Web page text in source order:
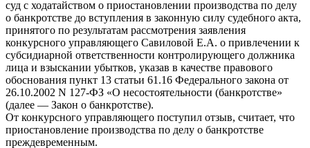
суд с ходатайством о приостановлении производства по делу
о банкротстве до вступления в законную силу судебного акта,
принятого по результатам рассмотрения заявления
конкурсного управляющего Савиловой Е.А. о привлечении к
субсидиарной ответственности контролирующего должника
лица и взыскании убытков, указав в качестве правового
обоснования пункт 13 статьи 61.16 Федерального закона от
26.10.2002 N 127-ФЗ «О несостоятельности (банкротстве»
(далее — Закон о банкротстве).
От конкурсного управляющего поступил отзыв, считает, что
приостановление производства по делу о банкротстве
преждевременным.